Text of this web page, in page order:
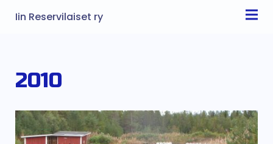
Iin Reservilaiset ry
2010